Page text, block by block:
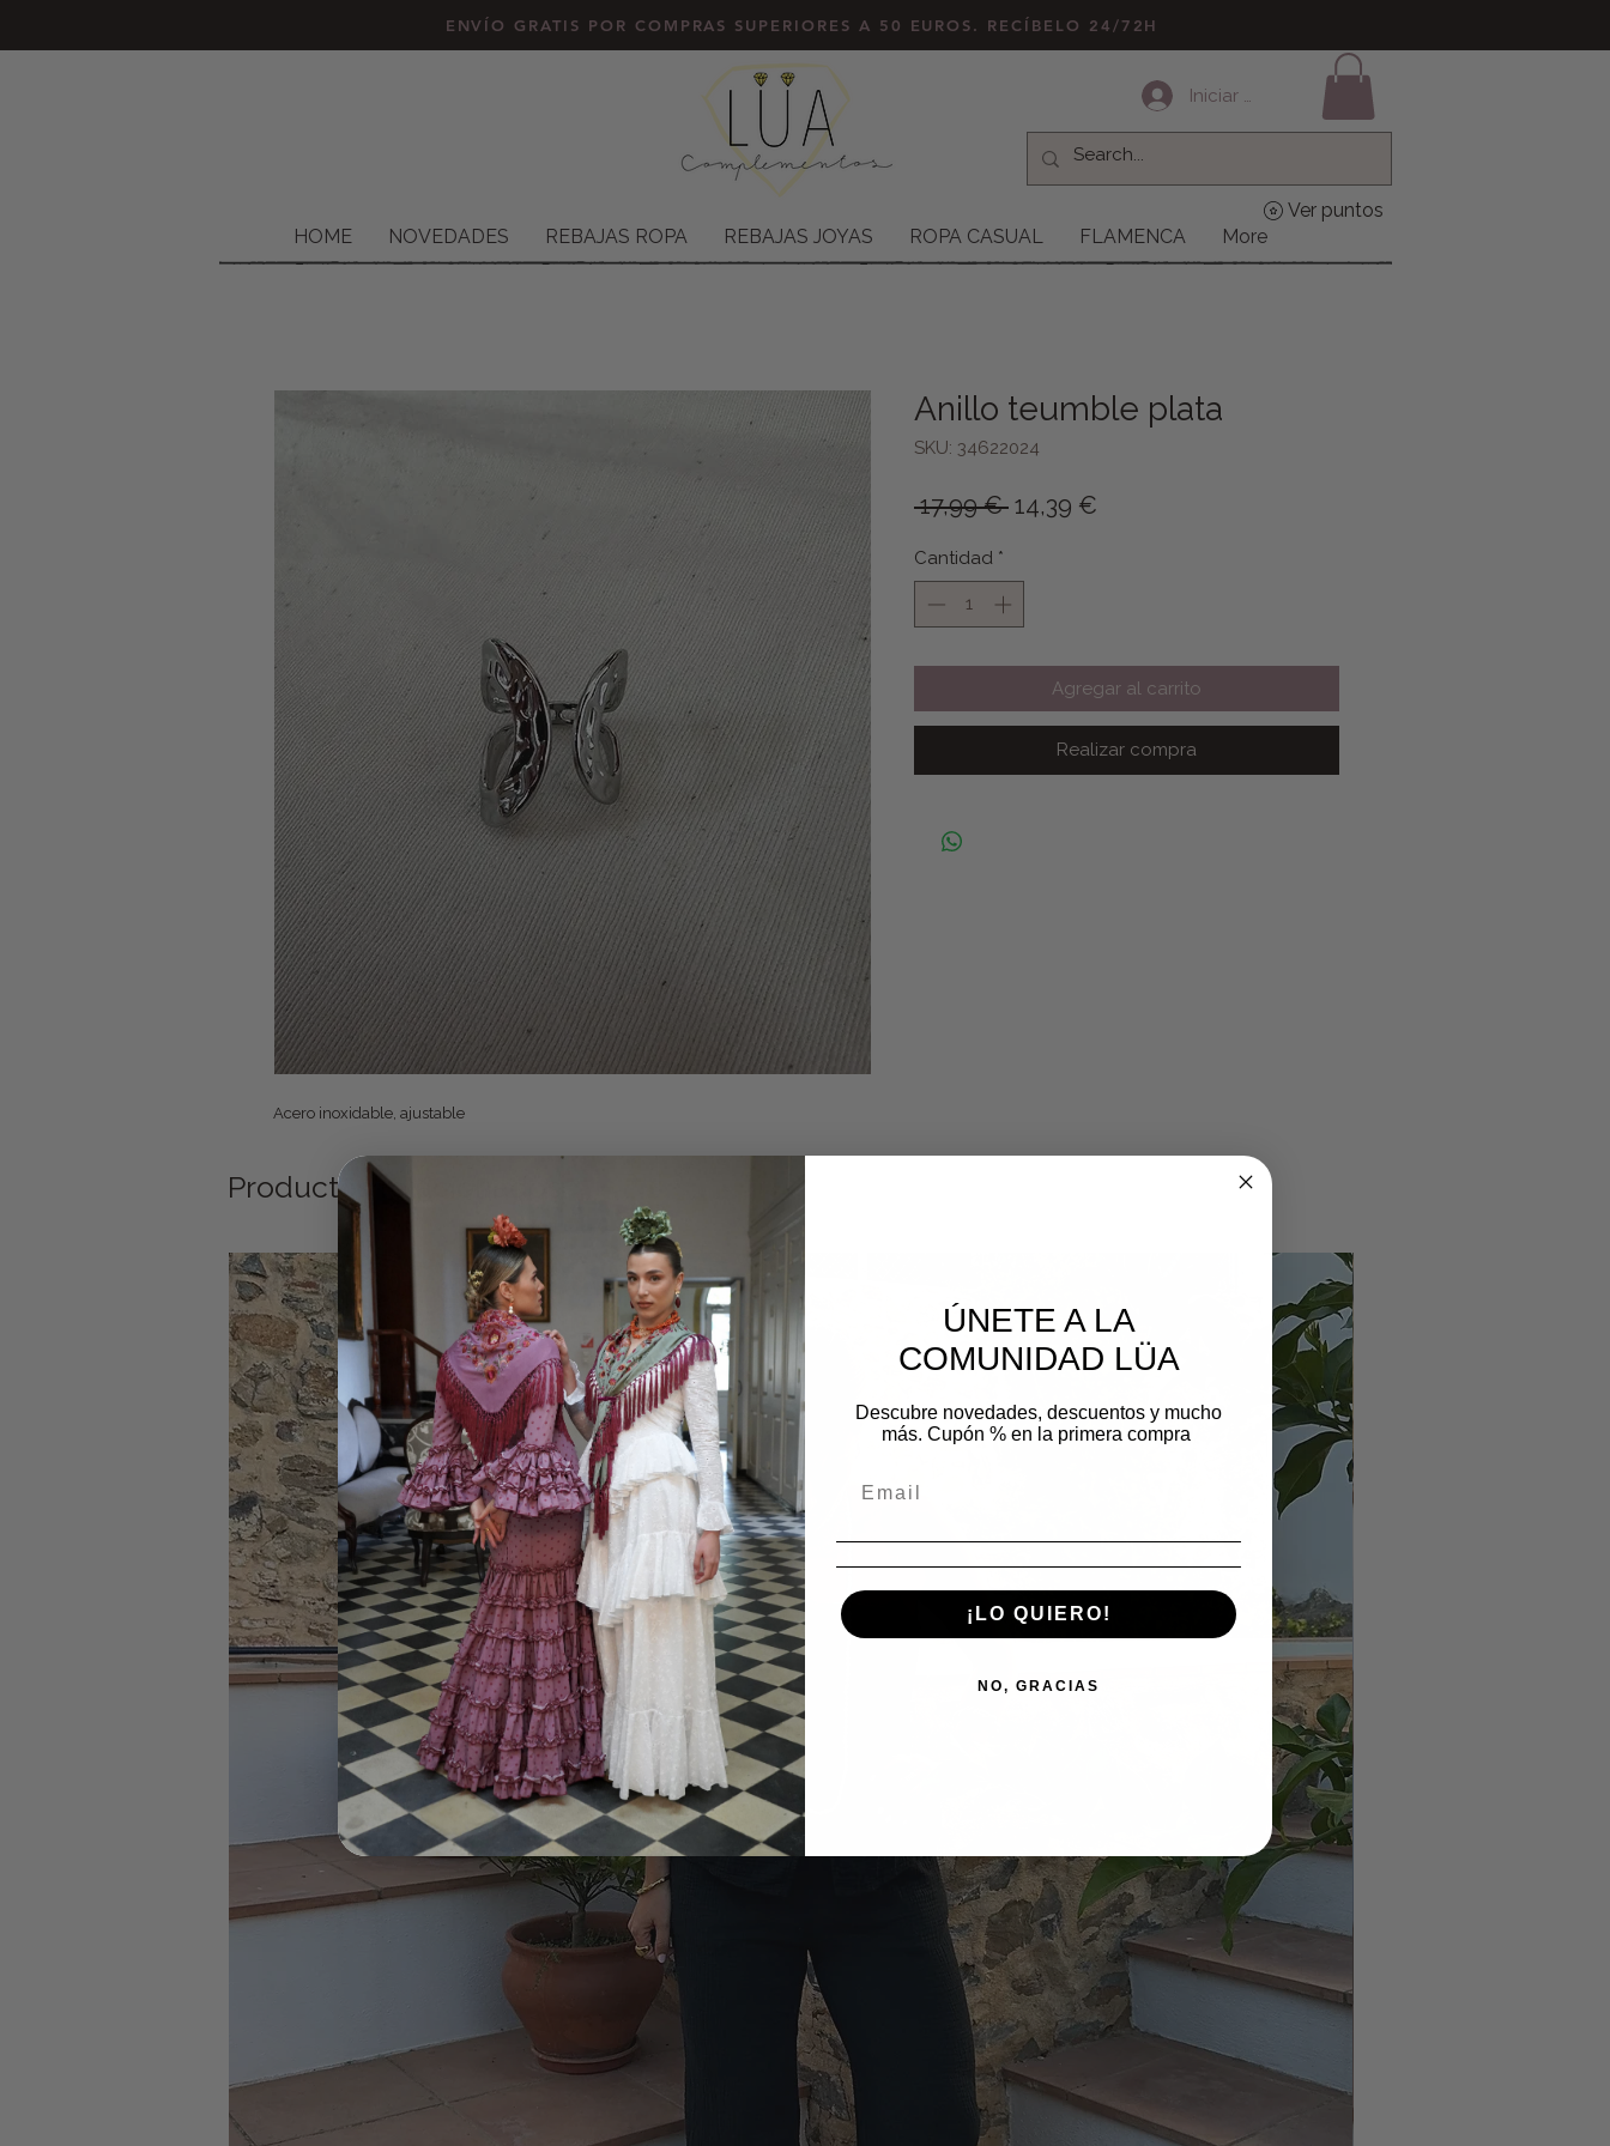
ENVÍO GRATIS POR COMPRAS SUPERIORES A 50 EUROS. RECÍBELO 24/72H
Iniciar sesión
HOME NOVEDADES REBAJAS ROPA REBAJAS JOYAS ROPA CASUAL FLAMENCA More
Ver puntos
Acero inoxidable, ajustable
Anillo teumble plata
SKU: 34622024
17,99 € Precio
14,39 €
Cantidad *
Agregar al carrito
Realizar compra
Productos relacionados
ÚNETE A LA
COMUNIDAD LÜA
Descubre novedades, descuentos y mucho
más. Cupón % en la primera compra
¡LO QUIERO!
NO, GRACIAS